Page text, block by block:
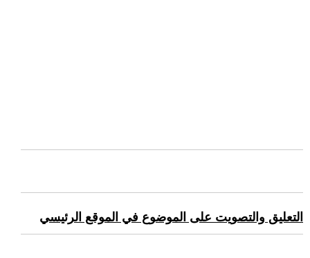
التعليق والتصويت على الموضوع في الموقع الرئيسي